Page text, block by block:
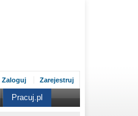
Zaloguj Zarejestruj
Pracuj.pl